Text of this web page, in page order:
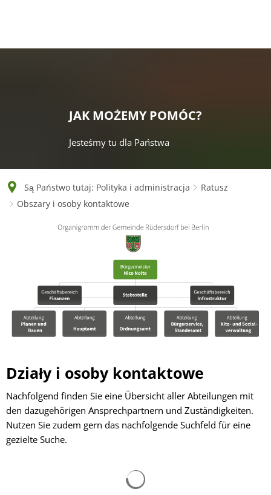
Deutsch
JAK MOŻEMY POMÓC?
Jesteśmy tu dla Państwa
Są Państwo tutaj: Polityka i administracja
Ratusz
Obszary i osoby kontaktowe
Działy i osoby kontaktowe
Nachfolgend finden Sie eine Übersicht aller Abteilungen mit
den dazugehörigen Ansprechpartnern und Zuständigkeiten.
Nutzen Sie zudem gern das nachfolgende Suchfeld für eine
gezielte Suche.